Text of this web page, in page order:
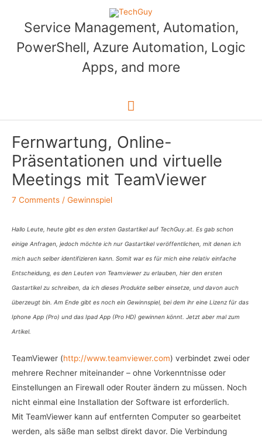
content
Service Management, Automation,
PowerShell, Azure Automation, Logic
Apps, and more
Main
Fernwartung, Online-
Präsentationen und virtuelle
Meetings mit TeamViewer
7 Comments / Gewinnspiel
Hallo Leute, heute gibt es den ersten Gastartikel auf TechGuy.at. Es gab schon
einige Anfragen, jedoch möchte ich nur Gastartikel veröffentlichen, mit denen ich
mich auch selber identifizieren kann. Somit war es für mich eine relativ einfache
Entscheidung, es den Leuten von Teamviewer zu erlauben, hier den ersten
Gastartikel zu schreiben, da ich dieses Produkte selber einsetze, und davon auch
überzeugt bin. Am Ende gibt es noch ein Gewinnspiel, bei dem ihr eine Lizenz für das
Iphone App (Pro) und das Ipad App (Pro HD) gewinnen könnt. Jetzt aber mal zum
Artikel.
TeamViewer (http://www.teamviewer.com) verbindet zwei oder
mehrere Rechner miteinander – ohne Vorkenntnisse oder
Einstellungen an Firewall oder Router ändern zu müssen. Noch
nicht einmal eine Installation der Software ist erforderlich.
Mit TeamViewer kann auf entfernten Computer so gearbeitet
werden, als säße man selbst direkt davor. Die Verbindung